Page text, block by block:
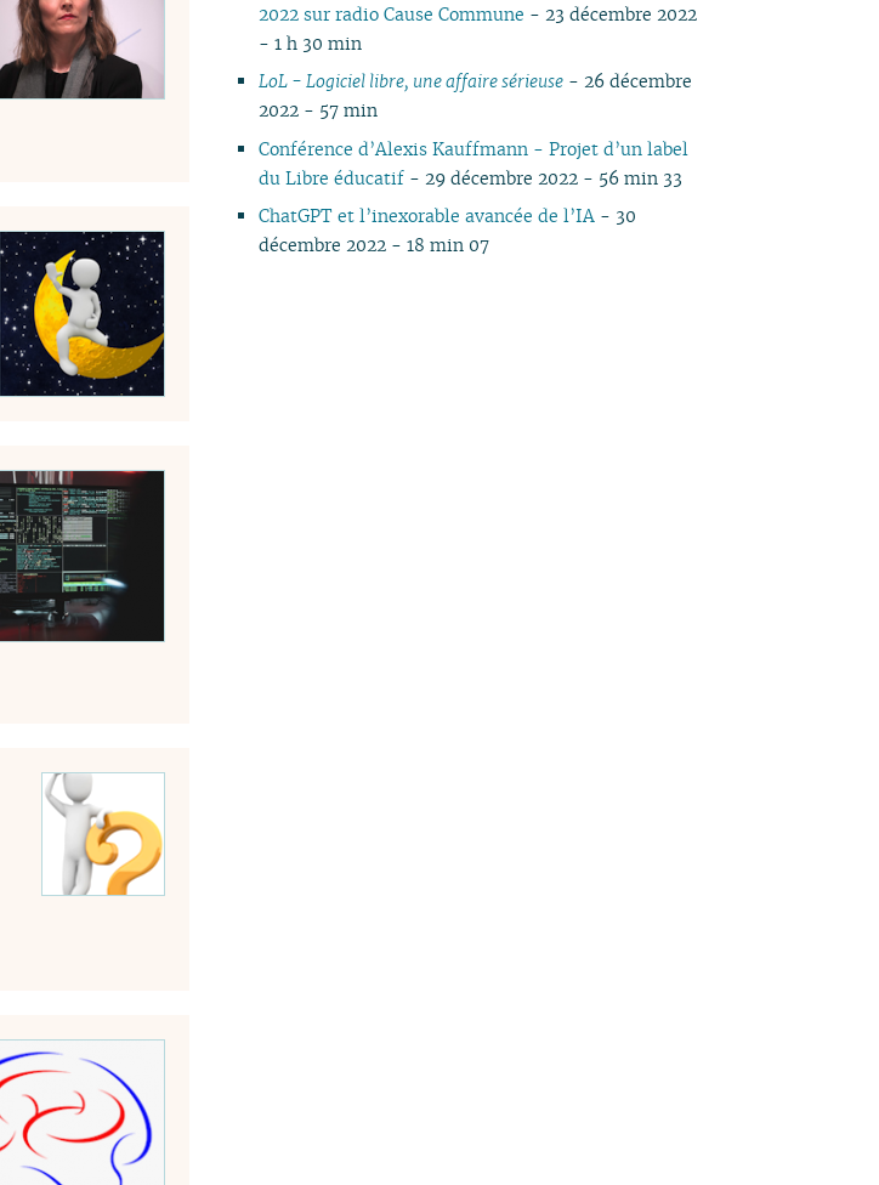
2022 sur radio Cause Commune - 23 décembre 2022
- 1 h 30 min
LoL - Logiciel libre, une affaire sérieuse - 26 décembre
2022 - 57 min
Conférence d’Alexis Kauffmann - Projet d’un label
du Libre éducatif - 29 décembre 2022 - 56 min 33
ChatGPT et l’inexorable avancée de l’IA - 30
décembre 2022 - 18 min 07